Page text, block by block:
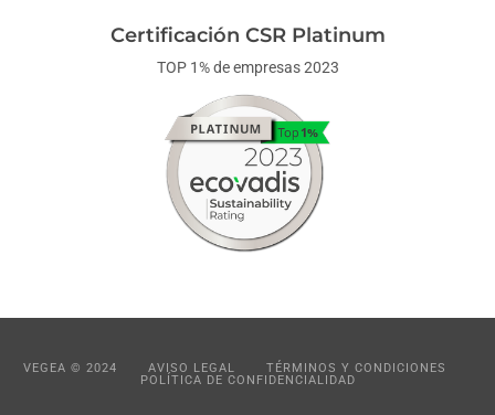
Certificación CSR Platinum
TOP 1% de empresas 2023
VEGEA © 2024 AVISO LEGAL
TÉRMINOS Y CONDICIONES
POLÍTICA DE CONFIDENCIALIDAD